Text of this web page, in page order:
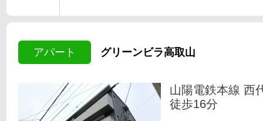
アパート グリーンビラ高取山
山陽電鉄本線 西
徒歩16分